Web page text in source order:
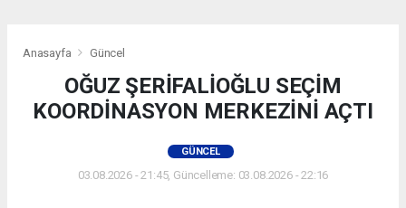
Anasayfa Güncel
OĞUZ ŞERİFALİOĞLU SEÇİM
KOORDİNASYON MERKEZİNİ AÇTI
GÜNCEL
03.08.2026 - 21:45, Güncelleme: 03.08.2026 - 22:16